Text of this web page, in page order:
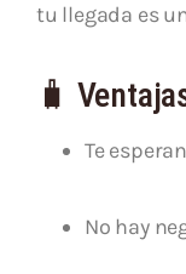
tu llegada es
🧳
Te
No hay